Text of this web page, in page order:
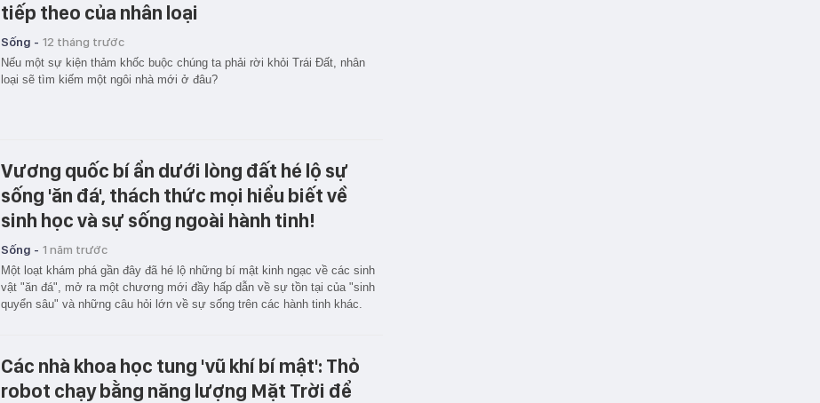
tiếp theo của nhân loại
Sống - 12 tháng trước
Nếu một sự kiện thảm khốc buộc chúng ta phải rời khỏi Trái Đất, nhân
loại sẽ tìm kiếm một ngôi nhà mới ở đâu?
Vương quốc bí ẩn dưới lòng đất hé lộ sự
sống 'ăn đá', thách thức mọi hiểu biết về
sinh học và sự sống ngoài hành tinh!
Sống - 1 năm trước
Một loạt khám phá gần đây đã hé lộ những bí mật kinh ngạc về các sinh
vật "ăn đá", mở ra một chương mới đầy hấp dẫn về sự tồn tại của "sinh
quyển sâu" và những câu hỏi lớn về sự sống trên các hành tinh khác.
Các nhà khoa học tung 'vũ khí bí mật': Thỏ
robot chạy bằng năng lượng Mặt Trời để